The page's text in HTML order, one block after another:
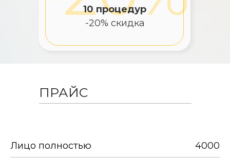
10 процедур
-20% скидка
ПРАЙС
Лицо полностью 4000